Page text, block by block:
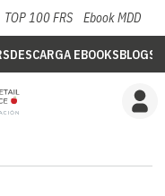
TOP 100 FRS Ebook MDD
DESCARGA EBOOKSBLOGS